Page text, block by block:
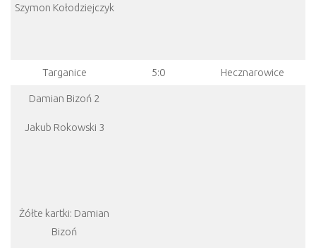
Szymon Kołodziejczyk
Targanice 5:0 Hecznarowice
Damian Bizoń 2
Jakub Rokowski 3
Żółte kartki: Damian
Bizoń